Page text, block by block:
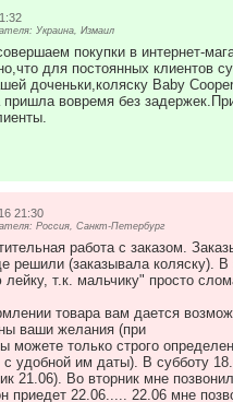
Украина, Измаил
покупки в интернет-
для постоянных клиентов
доченьки,коляску Baby
вовремя без
21:30
Россия, Санкт-Петербург
работа с заказом.
решили (заказывала коляску).
лейку, т.к. мальчику" просто
товара вам дается
ваши желания (при
можете только строго
с удобной им даты). В субботу
21.06). Во вторник мне
приедет 22.06..... 22.06 мне